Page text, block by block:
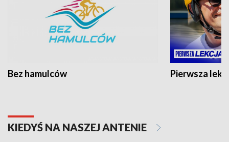
Bez hamulców Pierwsza
KIEDYŚ NA NASZEJ ANTENIE